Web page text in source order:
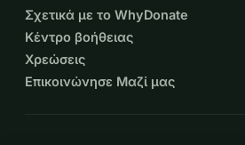
Σχετικά με το WhyDonate
Κέντρο βοήθειας
Χρεώσεις
Επικοινώνησε Μαζί μας